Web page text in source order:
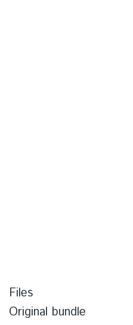
Files
Original bundle